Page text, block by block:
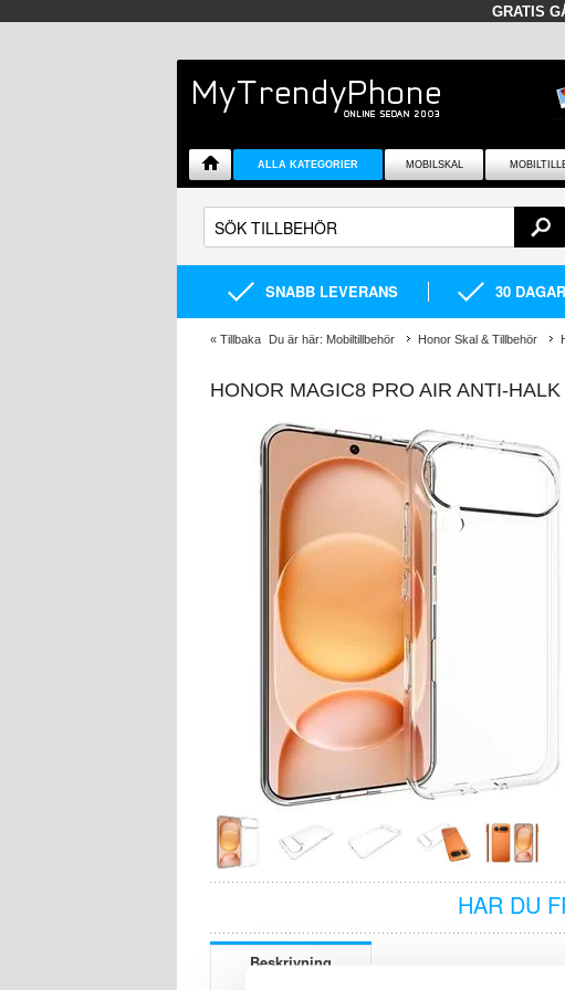
GRATIS
ALLA KATEGORIER MOBILSKAL
SNABB LEVERANS 30
« Tillbaka Du är här: Mobiltillbehör Honor Skal & Tillbehör
HONOR MAGIC8 PRO AIR ANTI-
HAR DU
Beskrivning